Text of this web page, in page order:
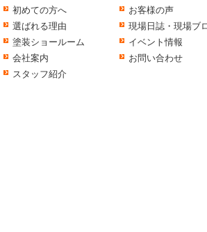
初めての方へ
選ばれる理由
塗装ショールーム
会社案内
スタッフ紹介
お客様の声
現場日誌・現場ブ
イベント情報
お問い合わせ